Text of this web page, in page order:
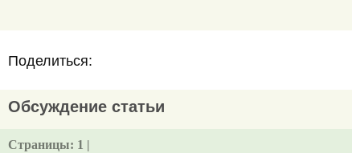
Поделиться:
Обсуждение статьи
Страницы: 1 |